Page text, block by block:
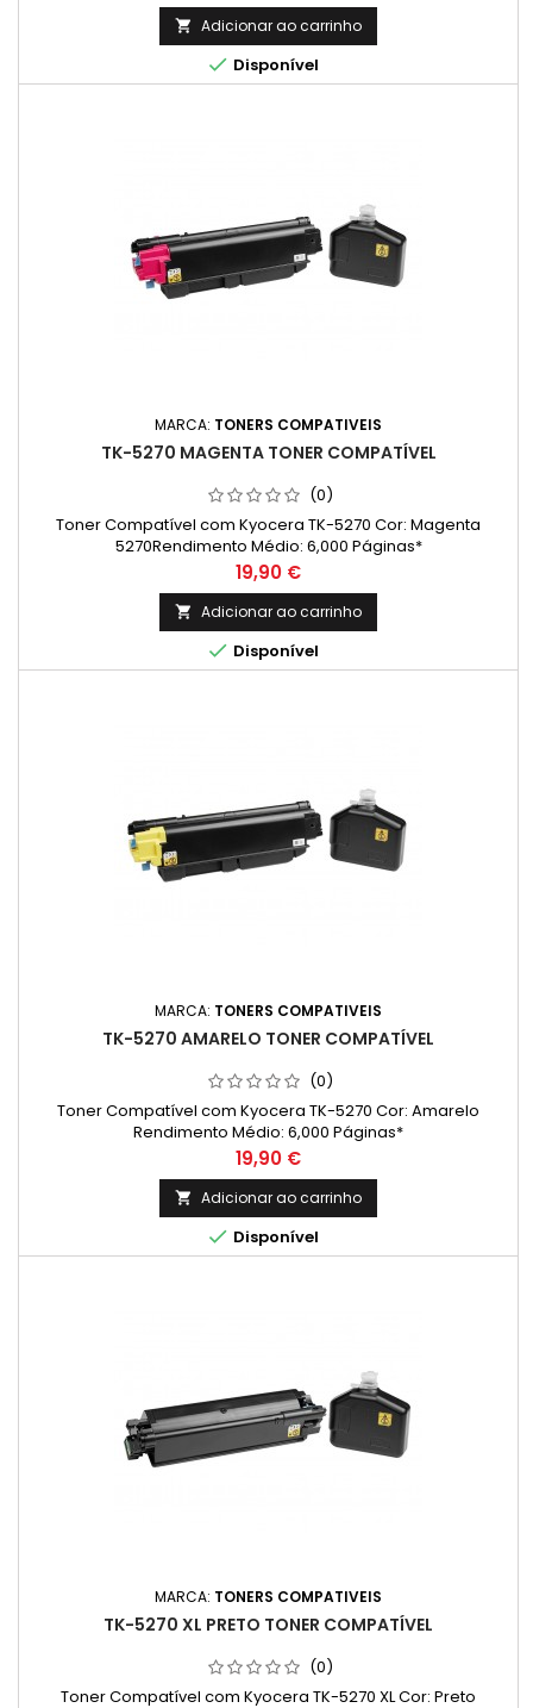
 Adicionar ao carrinho
 Disponível
MARCA: TONERS COMPATIVEIS
TK-5270 MAGENTA TONER COMPATÍVEL
(0)
Toner Compatível com Kyocera TK-5270 Cor: Magenta
5270Rendimento Médio: 6,000 Páginas*
Preço
19,90 €
 Adicionar ao carrinho
 Disponível
MARCA: TONERS COMPATIVEIS
TK-5270 AMARELO TONER COMPATÍVEL
(0)
Toner Compatível com Kyocera TK-5270 Cor: Amarelo
Rendimento Médio: 6,000 Páginas*
Preço
19,90 €
 Adicionar ao carrinho
 Disponível
MARCA: TONERS COMPATIVEIS
TK-5270 XL PRETO TONER COMPATÍVEL
(0)
Toner Compatível com Kyocera TK-5270 XL Cor: Preto